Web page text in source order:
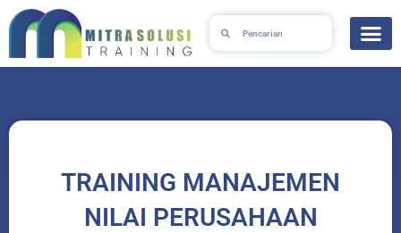
Skip
to
TRAINING MANAJEMEN
NILAI PERUSAHAAN